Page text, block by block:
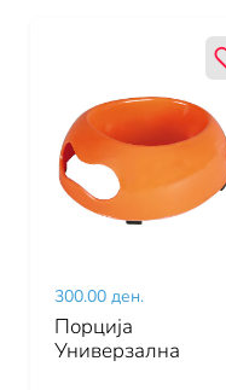
300.00 ден.
Порција
Универзална